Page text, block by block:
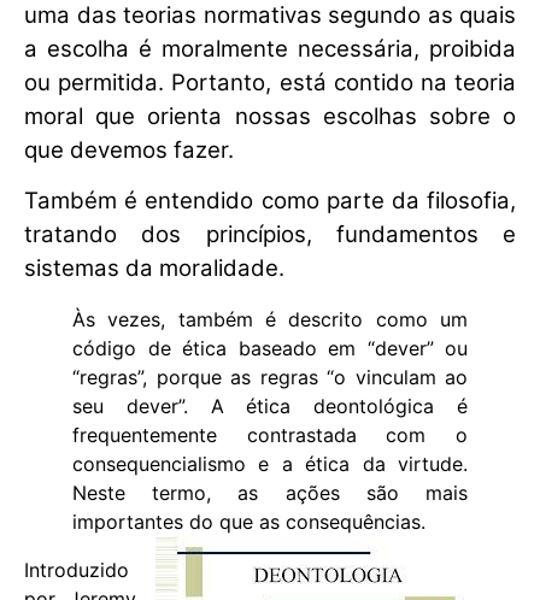
uma das teorias normativas segundo as quais
a escolha é moralmente necessária, proibida
ou permitida. Portanto, está contido na teoria
moral que orienta nossas escolhas sobre o
que devemos fazer.
Também é entendido como parte da filosofia,
tratando dos princípios, fundamentos e
sistemas da moralidade.
Às vezes, também é descrito como um
código de ética baseado em “dever” ou
“regras”, porque as regras “o vinculam ao
seu dever”. A ética deontológica é
frequentemente contrastada com o
consequencialismo e a ética da virtude.
Neste termo, as ações são mais
importantes do que as consequências.
Introduzido